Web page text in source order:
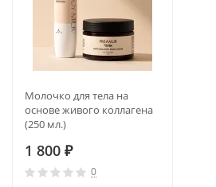
Молочко для тела на
основе живого коллагена
(250 мл.)
1 800 ₽
0